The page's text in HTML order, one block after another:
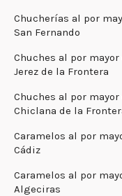
Chucherías al por
San Fernando
Chuches al por mayor
Jerez de la Frontera
Chuches al por mayor
Chiclana de la
Caramelos al por
Cádiz
Caramelos al por
Algeciras